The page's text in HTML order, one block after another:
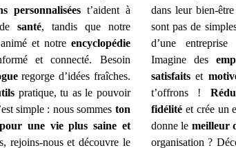
personnalisées t’aident à
santé, tandis que notre
et notre encyclopédie
et connecté. Besoin
regorge d’idées fraîches.
pratique, tu as le pouvoir
simple : nous sommes ton
une vie plus saine et
rejoins-nous et découvre le
dans leur bien-
sont pas de
d’une
Imagine des
satisfaitset
t’offrons !
fidélitéet crée un
donne le meilleur
organisation ?